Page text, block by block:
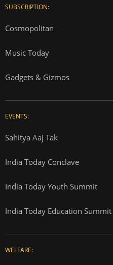
SUBSCRIPTION:
Cosmopolitan
Music Today
Gadgets & Gizmos
EVENTS:
Sahitya Aaj Tak
India Today Conclave
India Today Youth Summit
India Today Education Summit
WELFARE: